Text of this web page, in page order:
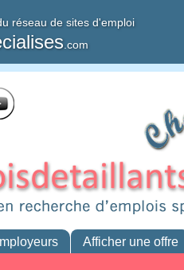
réseau de sites d'emploi
.com
Afficher une offre